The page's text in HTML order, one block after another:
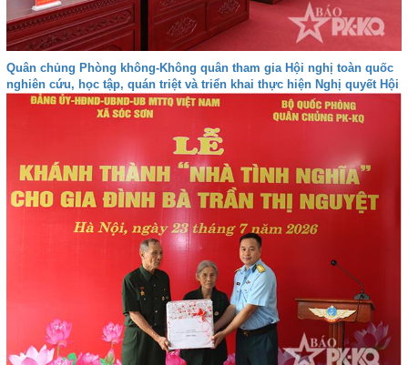
Quân chủng Phòng không-Không quân tham gia Hội nghị toàn quốc
nghiên cứu, học tập, quán triệt và triển khai thực hiện Nghị quyết Hội
nghị lần thứ ba Ban Chấp hành Trung ương Đảng khóa XIV